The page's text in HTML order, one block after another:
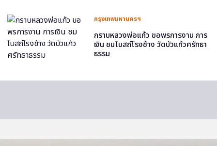
กรุงเทพมหานครฯ
กราบหลวงพ่อแก้ว ขอพรการงาน การ
เงิน ชมโบสถ์โรงช้าง วัดบัวแก้วศรัทธา
ธรรม